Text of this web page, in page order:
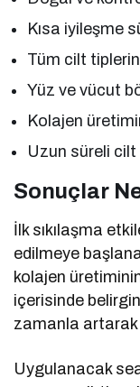
Kısa iyileşme
Tüm cilt
Yüz ve vücut
Kolajen
Uzun süreli cilt
Sonuçlar
İlk sıkılaşma
edilmeye
kolajen
içerisinde
zamanla artarak
Uygulanacak